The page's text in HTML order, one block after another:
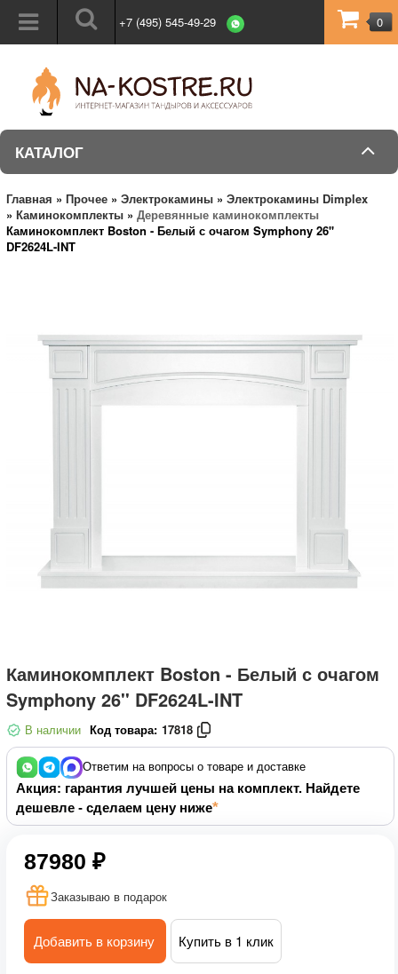
+7 (495) 545-49-29 0
КАТАЛОГ
Главная » Прочее » Электрокамины » Электрокамины Dimplex
» Каминокомплекты » Деревянные каминокомплекты
Каминокомплект Boston - Белый с очагом Symphony 26''
DF2624L-INT
Каминокомплект Boston - Белый с очагом
Symphony 26'' DF2624L-INT
В наличии Код товара: 17818
Ответим на вопросы о товаре и доставке
Акция: гарантия лучшей цены на комплект. Найдете
дешевле - сделаем цену ниже
87980 ₽
Заказываю в подарок
Добавить в корзину Купить в 1 клик